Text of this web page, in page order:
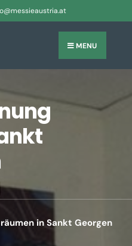
MENU
in Sankt Georgen